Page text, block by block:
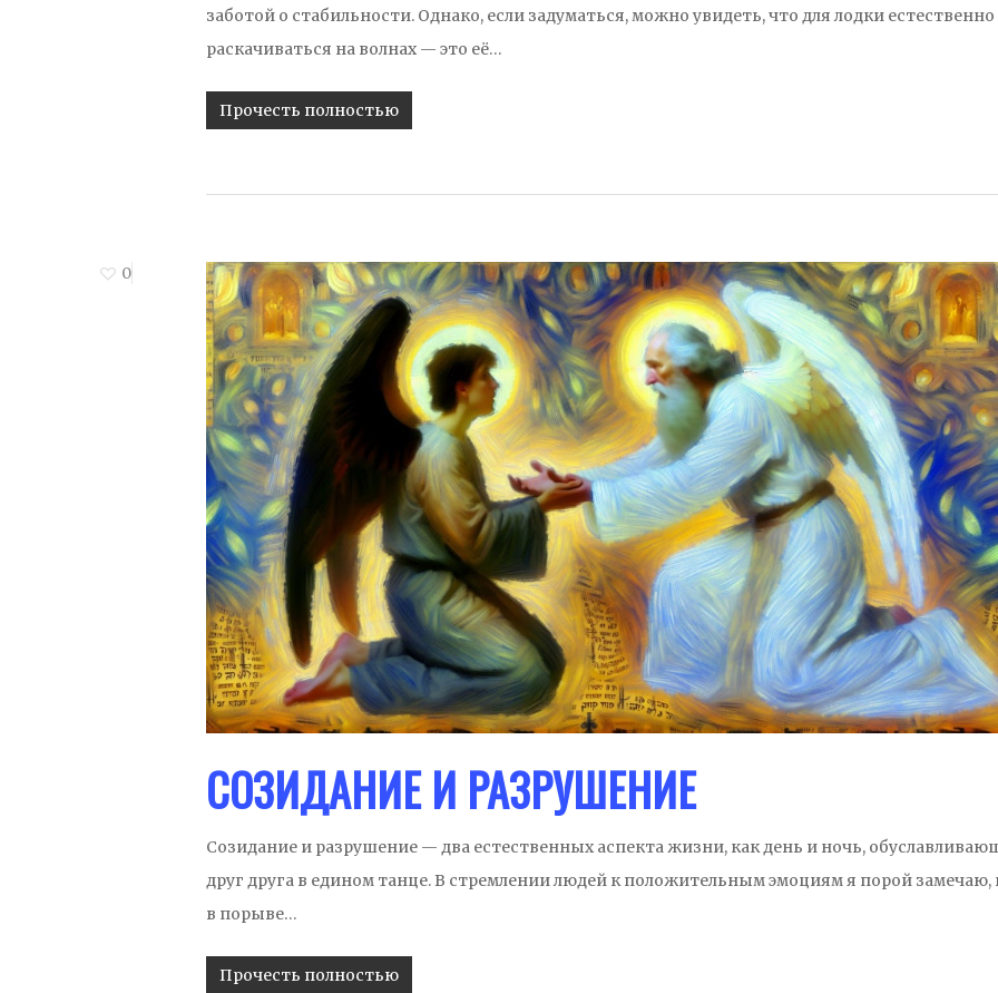
заботой о стабильности. Однако, если задуматься, можно увидеть, что для лодки естественно
раскачиваться на волнах — это её…
Прочесть полностью
0
СОЗИДАНИЕ И РАЗРУШЕНИЕ
Созидание и разрушение — два естественных аспекта жизни, как день и ночь,
друг друга в едином танце. В стремлении людей к положительным эмоциям я порой замечаю,
в порыве…
Прочесть полностью